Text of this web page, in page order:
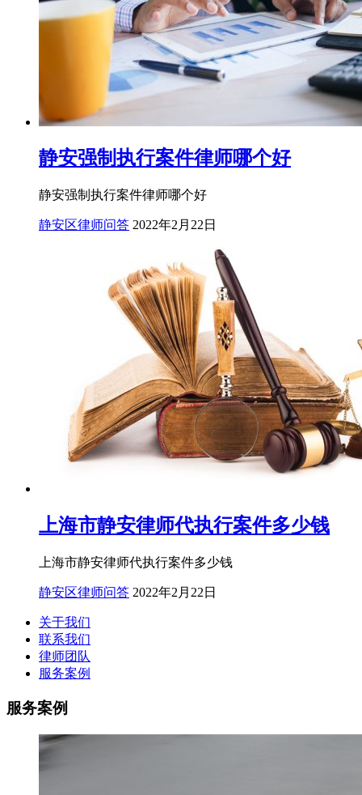
静安强制执行案件律师哪个好
静安强制执行案件律师哪个好
静安区律师问答 2022年2月22日
上海市静安律师代执行案件多少钱
上海市静安律师代执行案件多少钱
静安区律师问答 2022年2月22日
关于我们
联系我们
律师团队
服务案例
服务案例